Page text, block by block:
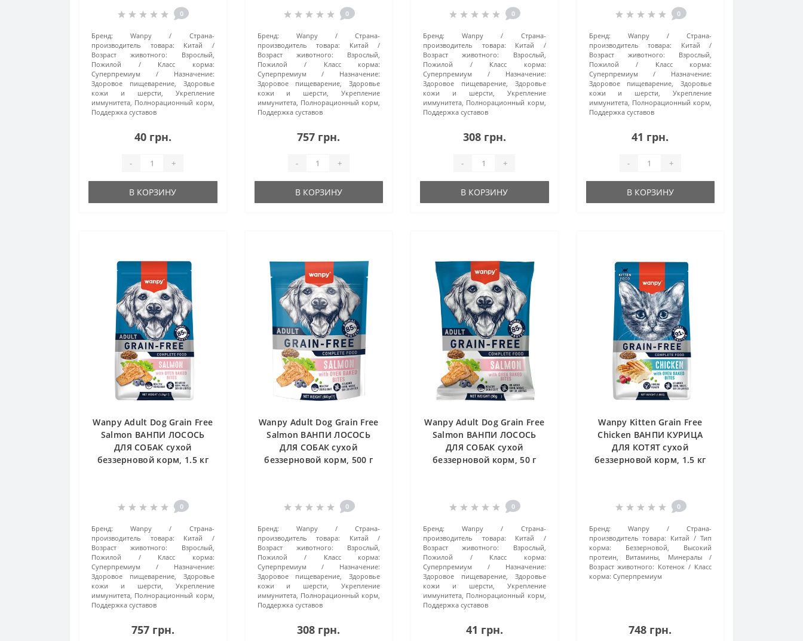
0
Бренд: Wanpy
Страна-
производитель товара:
Китай
Возраст животного:
Взрослый,
Пожилой
Класс корма:
Суперпремиум
Назначение:
Здоровое пищеварение, Здоровье
кожи и шерсти, Укрепление
иммунитета, Полнорационный корм,
Поддержка суставов
40 грн.
- +
В КОРЗИНУ
0
Бренд: Wanpy
Страна-
производитель товара:
Китай
Возраст животного:
Взрослый,
Пожилой
Класс корма:
Суперпремиум
Назначение:
Здоровое пищеварение, Здоровье
кожи и шерсти, Укрепление
иммунитета, Полнорационный корм,
Поддержка суставов
757 грн.
- +
В КОРЗИНУ
0
Бренд: Wanpy
Страна-
производитель товара:
Китай
Возраст животного:
Взрослый,
Пожилой
Класс корма:
Суперпремиум
Назначение:
Здоровое пищеварение, Здоровье
кожи и шерсти, Укрепление
иммунитета, Полнорационный корм,
Поддержка суставов
308 грн.
- +
В КОРЗИНУ
0
Бренд: Wanpy
Страна-
производитель товара:
Китай
Возраст животного:
Взрослый,
Пожилой
Класс корма:
Суперпремиум
Назначение:
Здоровое пищеварение, Здоровье
кожи и шерсти, Укрепление
иммунитета, Полнорационный корм,
Поддержка суставов
41 грн.
- +
В КОРЗИНУ
Wanpy Adult Dog Grain Free
Salmon ВАНПИ ЛОСОСЬ
ДЛЯ СОБАК сухой
беззерновой корм, 1.5 кг
0
Бренд: Wanpy
Страна-
производитель товара:
Китай
Возраст животного:
Взрослый,
Пожилой
Класс корма:
Суперпремиум
Назначение:
Здоровое пищеварение, Здоровье
кожи и шерсти, Укрепление
иммунитета, Полнорационный корм,
Поддержка суставов
757 грн.
Wanpy Adult Dog Grain Free
Salmon ВАНПИ ЛОСОСЬ
ДЛЯ СОБАК сухой
беззерновой корм, 500 г
0
Бренд: Wanpy
Страна-
производитель товара:
Китай
Возраст животного:
Взрослый,
Пожилой
Класс корма:
Суперпремиум
Назначение:
Здоровое пищеварение, Здоровье
кожи и шерсти, Укрепление
иммунитета, Полнорационный корм,
Поддержка суставов
308 грн.
Wanpy Adult Dog Grain Free
Salmon ВАНПИ ЛОСОСЬ
ДЛЯ СОБАК сухой
беззерновой корм, 50 г
0
Бренд: Wanpy
Страна-
производитель товара:
Китай
Возраст животного:
Взрослый,
Пожилой
Класс корма:
Суперпремиум
Назначение:
Здоровое пищеварение, Здоровье
кожи и шерсти, Укрепление
иммунитета, Полнорационный корм,
Поддержка суставов
41 грн.
Wanpy Kitten Grain Free
Chicken ВАНПИ КУРИЦА
ДЛЯ КОТЯТ сухой
беззерновой корм, 1.5 кг
0
Бренд: Wanpy
Страна-
производитель товара: Китай
Тип
корма:
Беззерновой, Высокий
протеин, Витамины, Минералы
Возраст животного: Котенок
Класс
корма: Суперпремиум
748 грн.